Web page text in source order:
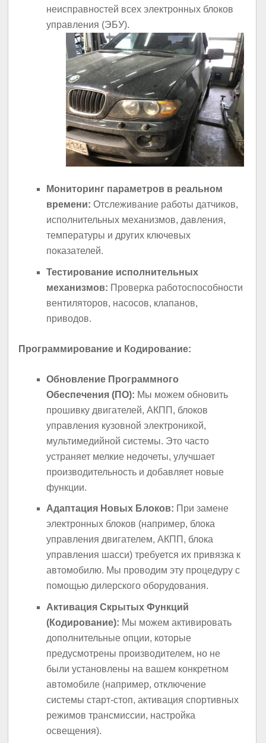
неисправностей всех электронных блоков
управления (ЭБУ).
Мониторинг параметров в реальном
времени: Отслеживание работы датчиков,
исполнительных механизмов, давления,
температуры и других ключевых
показателей.
Тестирование исполнительных
механизмов: Проверка работоспособности
вентиляторов, насосов, клапанов,
приводов.
Программирование и Кодирование:
Обновление Программного
Обеспечения (ПО): Мы можем обновить
прошивку двигателей, АКПП, блоков
управления кузовной электроникой,
мультимедийной системы. Это часто
устраняет мелкие недочеты, улучшает
производительность и добавляет новые
функции.
Адаптация Новых Блоков: При замене
электронных блоков (например, блока
управления двигателем, АКПП, блока
управления шасси) требуется их привязка к
автомобилю. Мы проводим эту процедуру с
помощью дилерского оборудования.
Активация Скрытых Функций
(Кодирование): Мы можем активировать
дополнительные опции, которые
предусмотрены производителем, но не
были установлены на вашем конкретном
автомобиле (например, отключение
системы старт-стоп, активация спортивных
режимов трансмиссии, настройка
освещения).